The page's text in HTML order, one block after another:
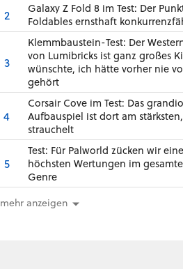
2
Galaxy Z Fold 8 im Test: Der
Foldables ernsthaft
3
Klemmbaustein-Test: Der
von Lumibricks ist ganz großes
wünschte, ich hätte vorher nie
gehört
4
Corsair Cove im Test: Das
Aufbauspiel ist dort am
strauchelt
5
Test: Für Palworld zücken wir
höchsten Wertungen im
Genre
mehr anzeigen